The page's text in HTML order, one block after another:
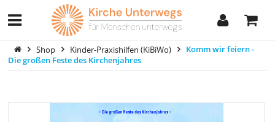
Shop Kinder-Praxishilfen (KiBiWo)
Komm wir feiern -
Die großen Feste des Kirchenjahres